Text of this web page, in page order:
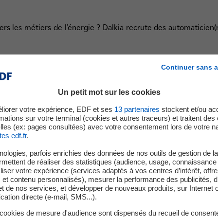
les métiers de l’énergie ? Dalkia recrute des
pour vous transmettre les compétences nécessaires pour
les installations de chauffage (clientèle type habitat
Clermontois.
participez :
solutions.
Continuer sans
Un petit mot sur les cookies
votre expérience, EDF et ses 13 partenaires stockent et/ou
sur votre terminal (cookies et autres traceurs) et traitent des
(ex: pages consultées) avec votre consentement lors de votre
edf.fr.
parfois enrichies des données de nos outils de gestion de
de réaliser des statistiques (audience, usage,
votre expérience (services adaptés à vos centres d’intérêt,
et contenu personnalisés), mesurer la performance des publicités,
de nos services, et développer de nouveaux produits, sur Internet
directe (e-mail, SMS...).
de mesure d'audience sont dispensés du recueil de